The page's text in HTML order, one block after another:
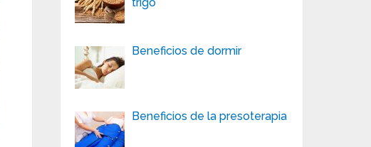
Beneficios de dormir
Beneficios de la presoterapia